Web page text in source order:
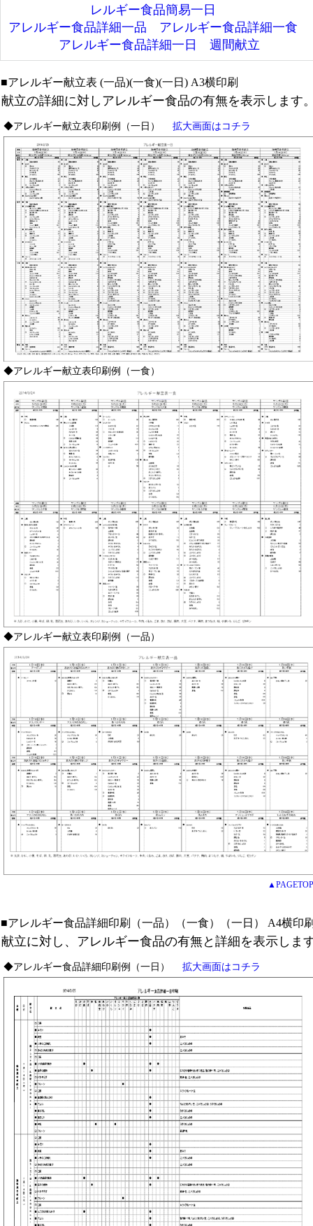
レルギー食品簡易一日
アレルギー食品詳細一品
アレルギー食品詳細一食
アレルギー食品詳細一日
週間献立
■アレルギー献立表 (一品)(一食)(一日) A3横印刷
献立の詳細に対しアレルギー食品の有無を表示します
◆アレルギー献立表印刷例（一日） 拡大画面はコチラ
◆アレルギー献立表印刷例（一食）
◆アレルギー献立表印刷例（一品）
▲PAGETOP
■アレルギー食品詳細印刷（一品）（一食）（一日） A4横印
献立に対し、アレルギー食品の有無と詳細を表示しま
◆アレルギー食品詳細印刷例（一日） 拡大画面はコチラ